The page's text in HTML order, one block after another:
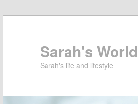
Sarah's World
Sarah's life and lifestyle